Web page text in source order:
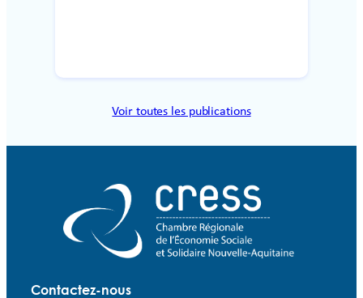
Voir toutes les publications
Contactez-nous